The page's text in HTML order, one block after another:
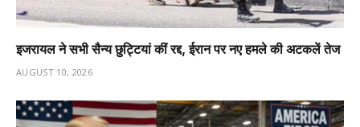
इजरायल ने सभी सैन्य छुट्टियां कीं रद्द, ईरान पर नए हमले की अटकलें तेज
AUGUST 10, 2026